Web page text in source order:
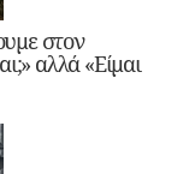
στον
αλλά «Είμαι